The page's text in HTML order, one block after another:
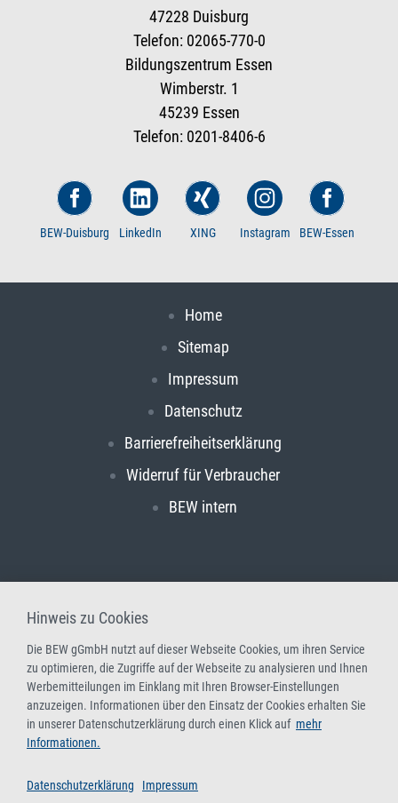
47228 Duisburg
Telefon: 02065-770-0
Bildungszentrum Essen
Wimberstr. 1
45239 Essen
Telefon: 0201-8406-6
BEW-Duisburg LinkedIn XING Instagram BEW-Essen
Home
Sitemap
Impressum
Datenschutz
Barrierefreiheitserklärung
Widerruf für Verbraucher
BEW intern
Hinweis zu Cookies
Die BEW gGmbH nutzt auf dieser Webseite Cookies, um ihren Service
zu optimieren, die Zugriffe auf der Webseite zu analysieren und Ihnen
Werbemitteilungen im Einklang mit Ihren Browser-Einstellungen
anzuzeigen. Informationen über den Einsatz der Cookies erhalten Sie
in unserer Datenschutzerklärung durch einen Klick auf mehr
Informationen.
Datenschutzerklärung Impressum